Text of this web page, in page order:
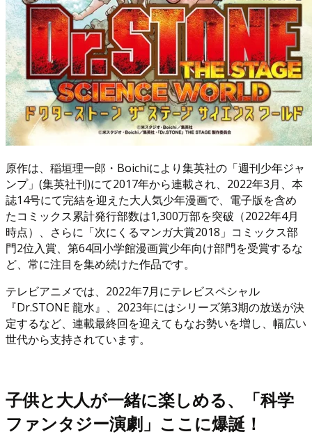
原作は、稲垣理一郎・Boichiにより集英社の「週刊少年ジャ
ンプ」(集英社刊)にて2017年から連載され、2022年3月、本
誌14号にて完結を迎えた大人気少年漫画で、電子版を含め
たコミックス累計発行部数は1,300万部を突破（2022年4月
時点）、さらに「次にくるマンガ大賞2018」コミックス部
門2位入賞、第64回小学館漫画賞少年向け部門を受賞するな
ど、常に注目を集め続けた作品です。
テレビアニメでは、2022年7月にテレビスペシャル
『Dr.STONE 龍水』、2023年にはシリーズ第3期の放送が決
定するなど、連載最終回を迎えてもなお勢いを増し、幅広い
世代から支持されています。
子供と大人が一緒に楽しめる、「科学
ファンタジー演劇」ここに爆誕！